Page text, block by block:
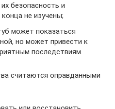
безопасность и
не изучены;
может показаться
но может привести к
последствиям.
считаются оправданными